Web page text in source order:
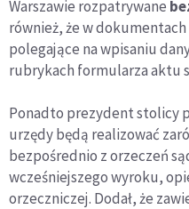
Warszawie rozpatrywane
również, że w
polegające na wpisaniu
rubrykach formularza aktu
Ponadto prezydent stolicy
urzędy będą realizować
bezpośrednio z orzeczeń
wcześniejszego wyroku,
orzeczniczej. Dodał, że